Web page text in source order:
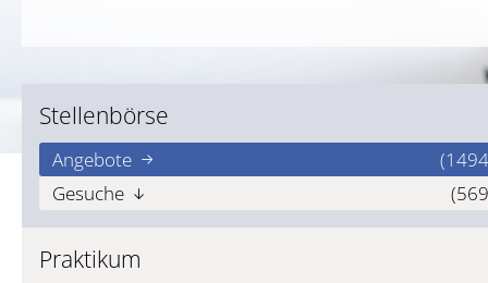
Stellenbörse
Angebote
Gesuche
Praktikum